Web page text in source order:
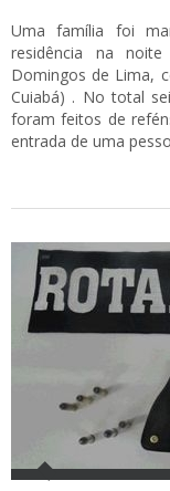
Uma família foi
residência na
Domingos de Lima,
Cuiabá) . No total
foram feitos de
entrada de uma